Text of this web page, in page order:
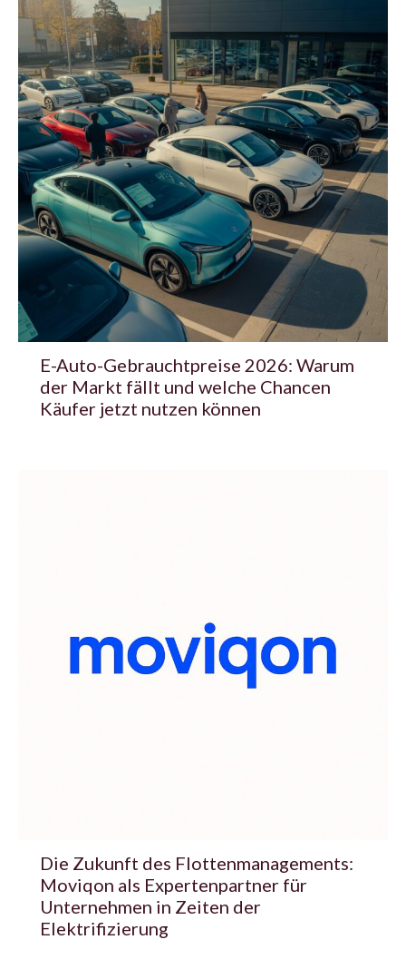
E-Auto-Gebrauchtpreise 2026: Warum
der Markt fällt und welche Chancen
Käufer jetzt nutzen können
Die Zukunft des Flottenmanagements:
Moviqon als Expertenpartner für
Unternehmen in Zeiten der
Elektrifizierung